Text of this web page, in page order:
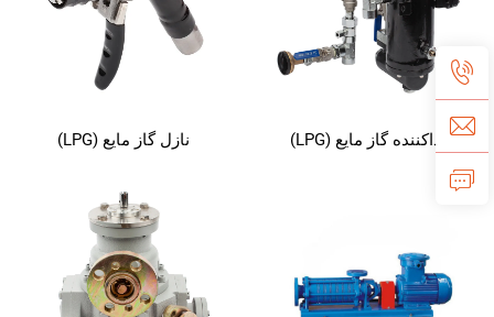
جداکننده گاز مایع (LPG) نازل گاز مایع (LPG)